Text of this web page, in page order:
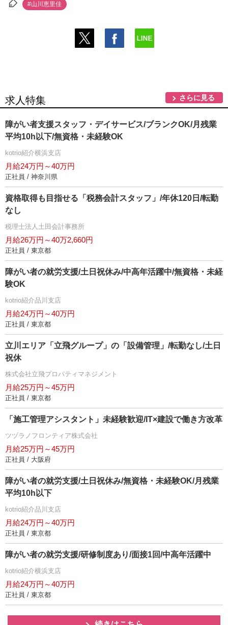
#山川恵里佳
求人特集 さらに見る
障がい者支援スタッフ・デイサービス/ブランクOK/月残業
平均10h以下/無資格・未経験OK
kotrio紹介横浜支店
月給24万円～40万円
正社員 / 神奈川県
資格取得も目指せる「税務会計スタッフ」/年休120日/転勤
なし
税理士法人土田会計事務所
月給26万円～40万2,660円
正社員 / 東京都
障がい者の就労支援/土日祝休み/中高年活躍中/無資格・未経
験OK
kotrio紹介品川支店
月給24万円～40万円
正社員 / 東京都
立川エリア「立飛グループ」の「設備管理」/転勤なし/土日
祝休
株式会社立飛プロパティマネジメント
月給25万円～45万円
正社員 / 東京都
「施工管理アシスタント」未経験歓迎/IT×建設で働き方改革
ツヅラノフロンティア株式会社
月給25万円～45万円
正社員 / 大阪府
障がい者の就労支援/土日祝休み/無資格・未経験OK/月残業
平均10h以下
kotrio紹介品川支店
月給24万円～40万円
正社員 / 東京都
障がい者の就労支援/研修制度あり/面接1回/中高年活躍中
kotrio紹介横浜支店
月給24万円～40万円
正社員 / 東京都